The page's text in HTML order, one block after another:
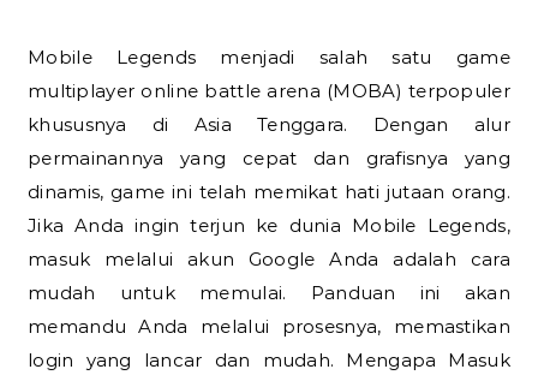
Mobile Legends menjadi salah satu game
multiplayer online battle arena (MOBA) terpopuler
khususnya di Asia Tenggara. Dengan alur
permainannya yang cepat dan grafisnya yang
dinamis, game ini telah memikat hati jutaan orang.
Jika Anda ingin terjun ke dunia Mobile Legends,
masuk melalui akun Google Anda adalah cara
mudah untuk memulai. Panduan ini akan
memandu Anda melalui prosesnya, memastikan
login yang lancar dan mudah. Mengapa Masuk